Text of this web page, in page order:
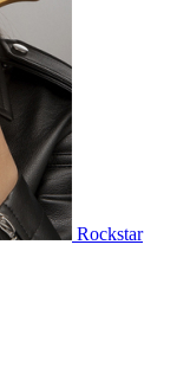
Rockstar